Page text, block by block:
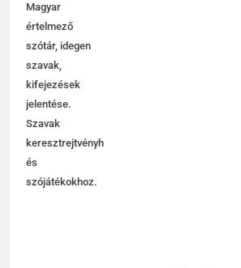
Magyar
értelmező
szótár, idegen
szavak,
kifejezések
jelentése.
Szavak
keresztrejtvényhez
és
szójátékokhoz.